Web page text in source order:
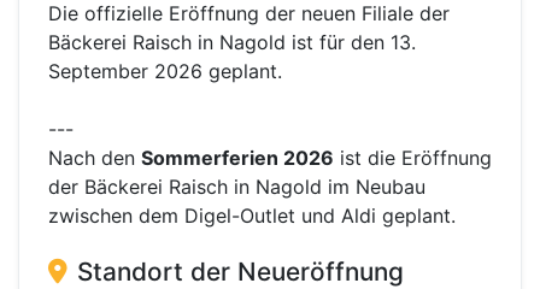
Die offizielle Eröffnung der neuen Filiale der
Bäckerei Raisch in Nagold ist für den 13.
September 2026 geplant.
---
Nach den Sommerferien 2026 ist die Eröffnung
der Bäckerei Raisch in Nagold im Neubau
zwischen dem Digel-Outlet und Aldi geplant.
Standort der Neueröffnung